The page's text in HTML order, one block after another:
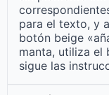
para el texto, y
botón beige
manta, utiliza el
sigue las